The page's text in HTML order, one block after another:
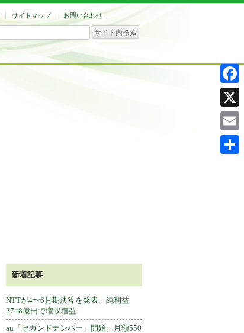
サイトマップ お問い合わせ
新着記事
NTTが4〜6月期決算を発表、純利益
2748億円で増収増益
au「セカンドナンバー」開始。月額550
X
Email